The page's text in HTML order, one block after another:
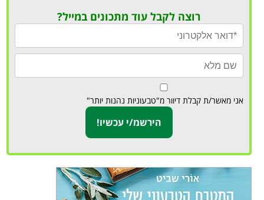
רוצה לקבל עוד מתכונים במייל?
אני מאשר/ת קבלת דיוור מ"טבעוניות נהנות יותר"